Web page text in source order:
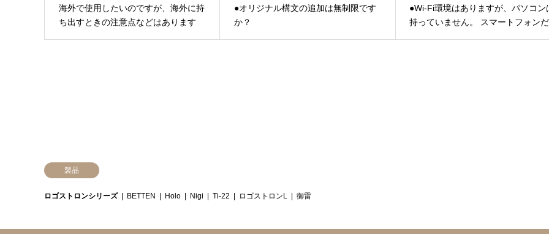
海外で使用したいのですが、海外に持
ち出すときの注意点などはあります
●オリジナル構文の追加は無制限です
か？
●Wi-Fi環境はありますが、パソコン
持っていません。 スマートフォンだ
製品
ロゴストロンシリーズ BETTEN Holo Nigi Ti-22 ロゴストロンL 御雷